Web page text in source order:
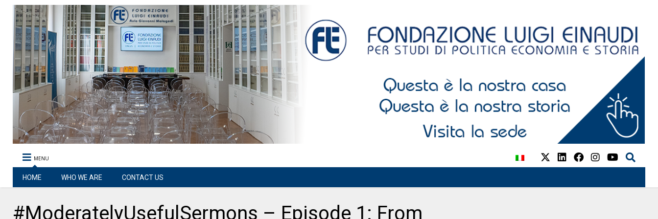
MENU
HOME WHO WE ARE CONTACT US
#ModeratelyUsefulSermons – Episode 1: From